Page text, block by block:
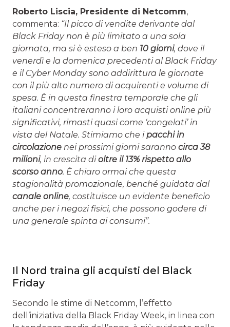
Roberto Liscia, Presidente di Netcomm,
commenta: “Il picco di vendite derivante dal
Black Friday non è più limitato a una sola
giornata, ma si è esteso a ben 10 giorni, dove il
venerdì e la domenica precedenti al Black Friday
e il Cyber Monday sono addirittura le giornate
con il più alto numero di acquirenti e volume di
spesa. È in questa finestra temporale che gli
italiani concentreranno i loro acquisti online più
significativi, rimasti quasi come ‘congelati’ in
vista del Natale. Stimiamo che ipacchi in
circolazione nei prossimi giorni saranno circa 38
milioni, in crescita dioltre il 13% rispetto allo
scorso anno. È chiaro ormai che questa
stagionalità promozionale, benché guidata dal
canale online, costituisce un evidente beneficio
anche per i negozi fisici, che possono godere di
una generale spinta ai consumi”.
Il Nord traina gli acquisti del Black
Friday
Secondo le stime di Netcomm, l’effetto
dell’iniziativa della Black Friday Week, in linea con